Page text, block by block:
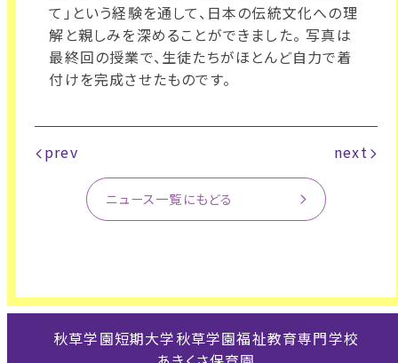
て」という経験を通して、日本の伝統文化への理
解と親しみを深めることができました。 写真は
最終回の授業で、生徒たちがほとんど自力で着
付けを完成させたものです。
prev next
ニュース一覧にもどる
秋草学園短期大学秋草学園福祉教育専門学校